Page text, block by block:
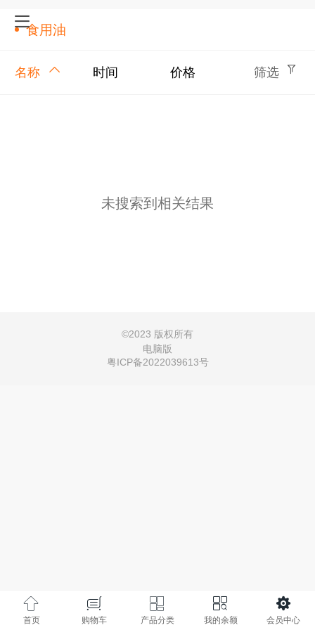
食用油
名称 时间 价格 筛选
未搜索到相关结果
©2023 版权所有
电脑版
粤ICP备2022039613号
首页 购物车 产品分类 我的余额 会员中心